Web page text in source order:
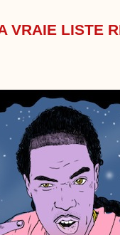
VRAIE LISTE